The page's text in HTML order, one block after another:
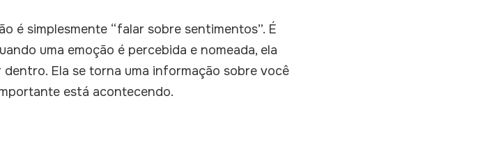
é simplesmente “falar sobre sentimentos”. É
uma emoção é percebida e nomeada, ela
Ela se torna uma informação sobre você
está acontecendo.